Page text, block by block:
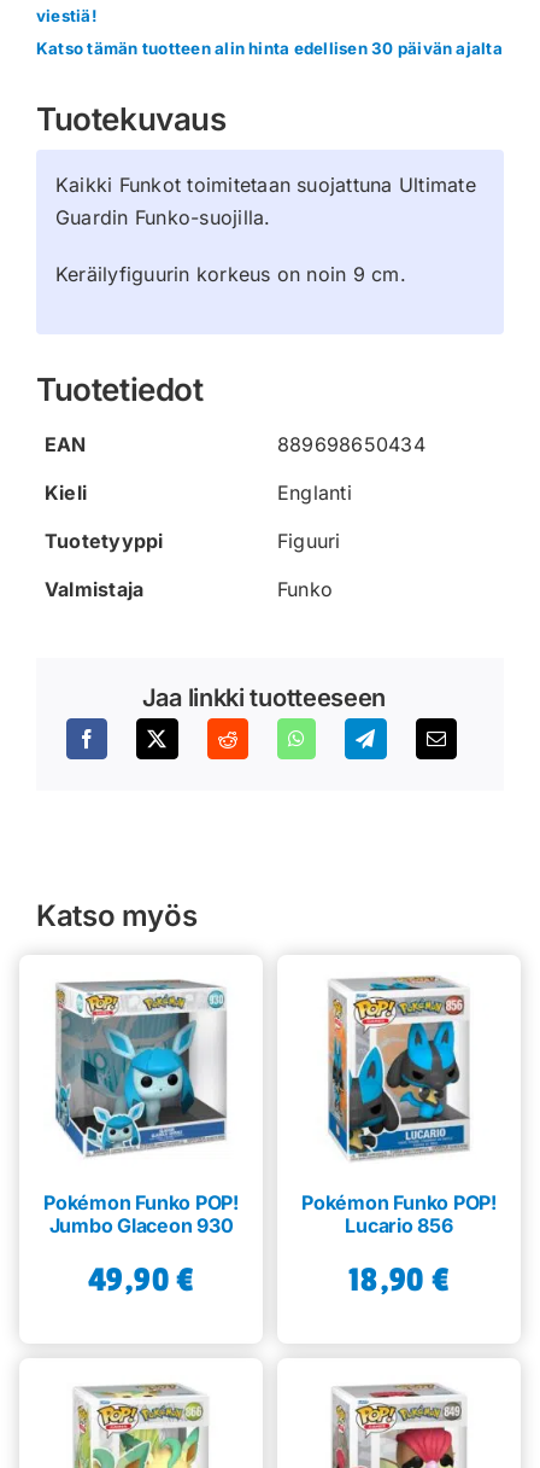
viestiä!
Katso tämän tuotteen alin hinta edellisen 30 päivän ajalta
Tuotekuvaus
Kaikki Funkot toimitetaan suojattuna Ultimate
Guardin Funko-suojilla.
Keräilyfiguurin korkeus on noin 9 cm.
Tuotetiedot
EAN
889698650434
Kieli
Englanti
Tuotetyyppi
Figuuri
Valmistaja
Funko
Jaa linkki tuotteeseen
Katso myös
Pokémon Funko POP!
Jumbo Glaceon 930
49,90€
Pokémon Funko POP!
Lucario 856
18,90 €